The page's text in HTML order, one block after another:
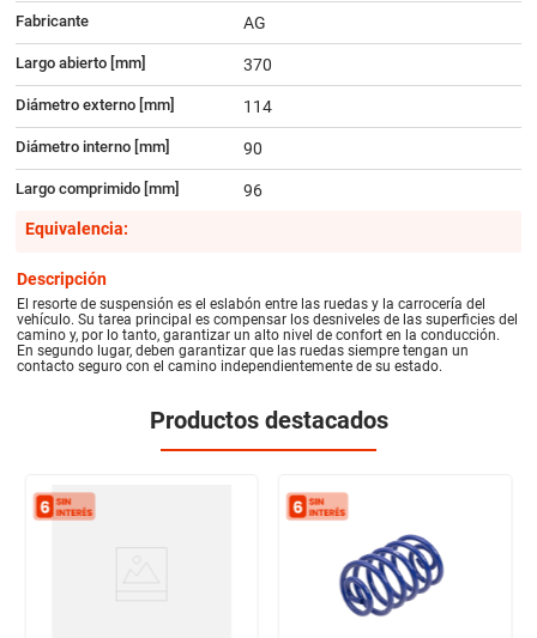
Fabricante AG
Largo abierto [mm] 370
Diámetro externo [mm] 114
Diámetro interno [mm] 90
Largo comprimido [mm]
96
Equivalencia:
Descripción
El resorte de suspensión es el eslabón entre las ruedas y la carrocería del
vehículo. Su tarea principal es compensar los desniveles de las superficies del
camino y, por lo tanto, garantizar un alto nivel de confort en la conducción.
En segundo lugar, deben garantizar que las ruedas siempre tengan un
contacto seguro con el camino independientemente de su estado.
Productos destacados